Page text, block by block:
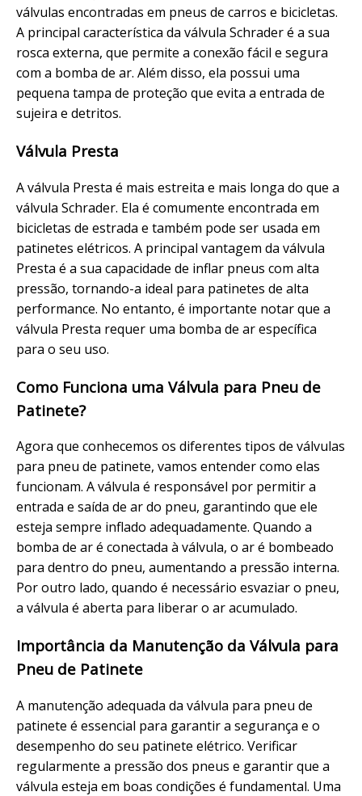
válvulas encontradas em pneus de carros e bicicletas.
A principal característica da válvula Schrader é a sua
rosca externa, que permite a conexão fácil e segura
com a bomba de ar. Além disso, ela possui uma
pequena tampa de proteção que evita a entrada de
sujeira e detritos.
Válvula Presta
A válvula Presta é mais estreita e mais longa do que a
válvula Schrader. Ela é comumente encontrada em
bicicletas de estrada e também pode ser usada em
patinetes elétricos. A principal vantagem da válvula
Presta é a sua capacidade de inflar pneus com alta
pressão, tornando-a ideal para patinetes de alta
performance. No entanto, é importante notar que a
válvula Presta requer uma bomba de ar específica
para o seu uso.
Como Funciona uma Válvula para Pneu de
Patinete?
Agora que conhecemos os diferentes tipos de válvulas
para pneu de patinete, vamos entender como elas
funcionam. A válvula é responsável por permitir a
entrada e saída de ar do pneu, garantindo que ele
esteja sempre inflado adequadamente. Quando a
bomba de ar é conectada à válvula, o ar é bombeado
para dentro do pneu, aumentando a pressão interna.
Por outro lado, quando é necessário esvaziar o pneu,
a válvula é aberta para liberar o ar acumulado.
Importância da Manutenção da Válvula para
Pneu de Patinete
A manutenção adequada da válvula para pneu de
patinete é essencial para garantir a segurança e o
desempenho do seu patinete elétrico. Verificar
regularmente a pressão dos pneus e garantir que a
válvula esteja em boas condições é fundamental. Uma